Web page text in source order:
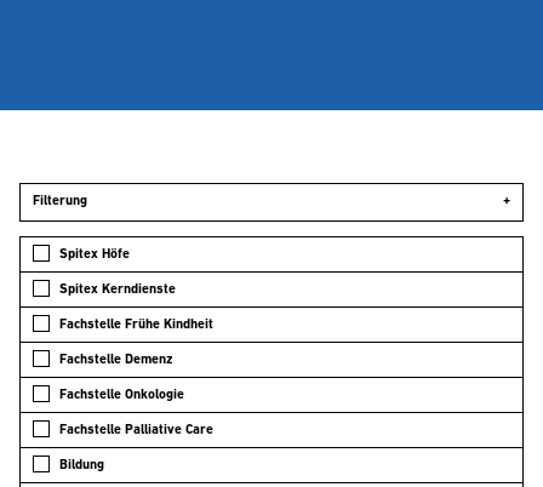
Filterung +
Spitex Höfe
Spitex Kerndienste
Fachstelle Frühe Kindheit
Fachstelle Demenz
Fachstelle Onkologie
Fachstelle Palliative Care
Bildung